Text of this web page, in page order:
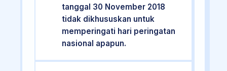
tanggal 30 November 2018
tidak dikhususkan untuk
memperingati hari peringatan
nasional apapun.